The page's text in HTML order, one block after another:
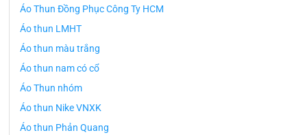
Áo Thun Đồng Phục Công Ty HCM
Áo thun LMHT
Áo thun màu trắng
Áo thun nam có cổ
Áo Thun nhóm
Áo thun Nike VNXK
Áo thun Phản Quang